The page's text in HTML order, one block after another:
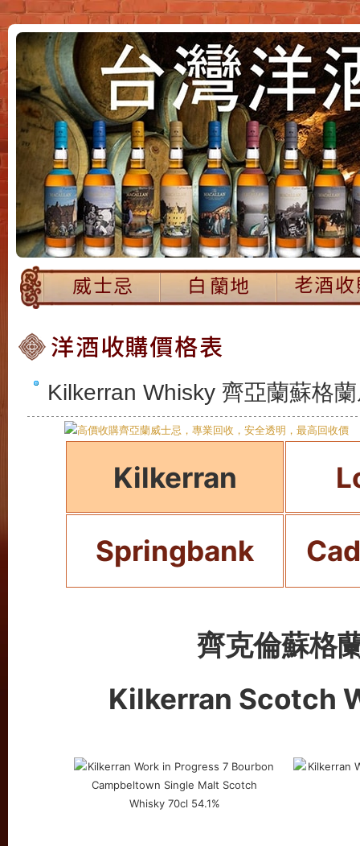
Kilkerran Whisky 齊亞蘭蘇格
Kilkerran
Springbank
齊克倫蘇格
Kilkerran Scotch